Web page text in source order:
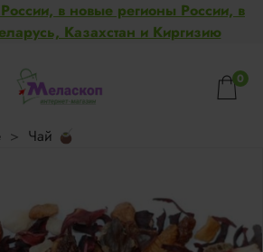
в новые регионы России, в
Казахстан и Киргизию
0
Чай 🧉